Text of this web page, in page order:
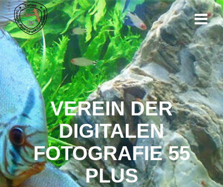
VEREIN DER
DIGITALEN
FOTOGRAFIE 55
PLUS